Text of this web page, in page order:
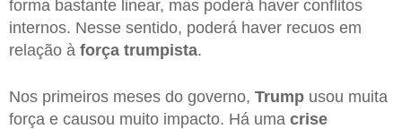
forma bastante linear, mas poderá haver conflitos
internos. Nesse sentido, poderá haver recuos em
relação à força trumpista.
Nos primeiros meses do governo, Trump usou muita
força e causou muito impacto. Há uma crise